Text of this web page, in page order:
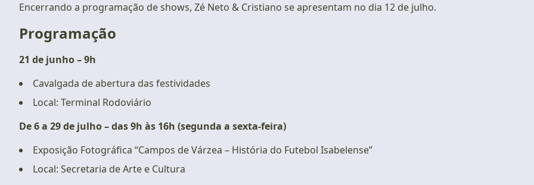
Encerrando a programação de shows, Zé Neto & Cristiano se apresentam no dia 12 de julho.
Programação
21 de junho – 9h
Cavalgada de abertura das festividades
Local: Terminal Rodoviário
De 6 a 29 de julho – das 9h às 16h (segunda a sexta-feira)
Exposição Fotográfica “Campos de Várzea – História do Futebol Isabelense”
Local: Secretaria de Arte e Cultura